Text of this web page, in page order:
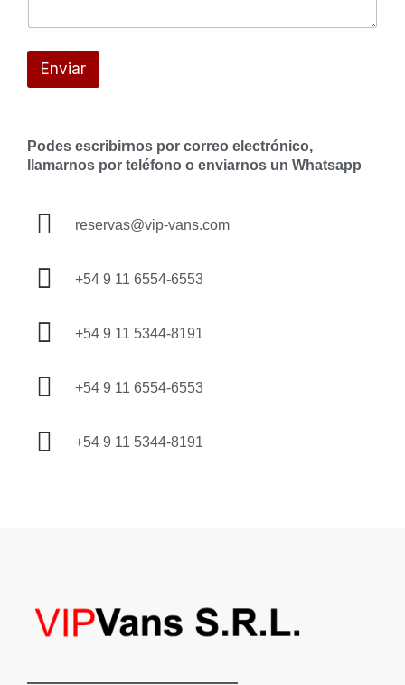
Enviar
Podes escribirnos por correo electrónico,
llamarnos por teléfono o enviarnos un Whatsapp
reservas@vip-vans.com
+54 9 11 6554-6553
+54 9 11 5344-8191
+54 9 11 6554-6553
+54 9 11 5344-8191